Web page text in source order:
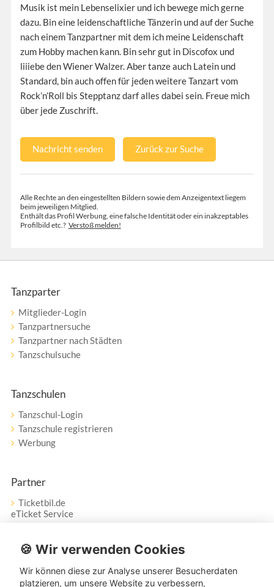
Musik ist mein Lebenselixier und ich bewege mich gerne
dazu. Bin eine leidenschaftliche Tänzerin und auf der Suche
nach einem Tanzpartner mit dem ich meine Leidenschaft
zum Hobby machen kann. Bin sehr gut in Discofox und
liiiebe den Wiener Walzer. Aber tanze auch Latein und
Standard, bin auch offen für jeden weitere Tanzart vom
Rock’n’Roll bis Stepptanz darf alles dabei sein. Freue mich
über jede Zuschrift.
Nachricht senden Zurück zur Suche
Alle Rechte an den eingestellten Bildern sowie dem Anzeigentext liegem
beim jeweiligen Mitglied.
Enthält das Profil Werbung, eine falsche Identität oder ein inakzeptables
Profilbild etc.? Verstoß melden!
Tanzparter
Mitglieder-Login
Tanzpartnersuche
Tanzpartner nach Städten
Tanzschulsuche
Tanzschulen
Tanzschul-Login
Tanzschule registrieren
Werbung
Partner
Ticketbil.de
eTicket Service
Vertrag widerrufen
Service
🍪 Wir verwenden Cookies
Wir können diese zur Analyse unserer Besucherdaten
platzieren, um unsere Website zu verbessern,